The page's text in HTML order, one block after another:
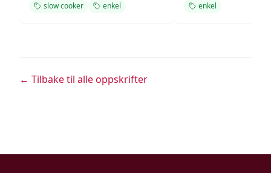
slow cooker enkel enkel
← Tilbake til alle oppskrifter